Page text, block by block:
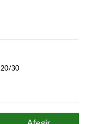
20/30